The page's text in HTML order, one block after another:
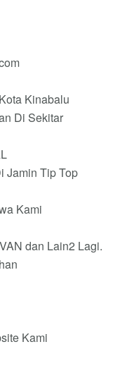
Kinabalu
Di Sekitar
Jamin Tip Top
Kami
dan Lain2 Lagi.
Kami